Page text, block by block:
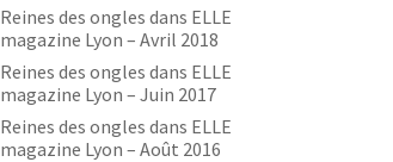
Reines des ongles dans ELLE
magazine Lyon – Avril 2018
Reines des ongles dans ELLE
magazine Lyon – Juin 2017
Reines des ongles dans ELLE
magazine Lyon – Août 2016